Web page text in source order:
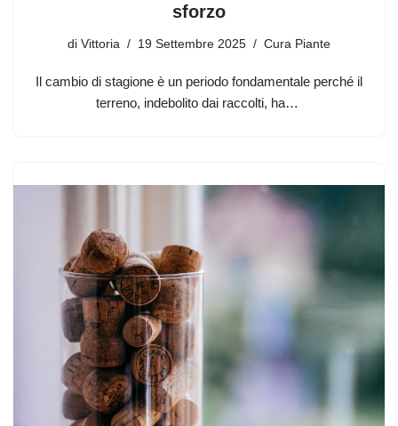
sforzo
di Vittoria 19 Settembre 2025 Cura Piante
Il cambio di stagione è un periodo fondamentale perché il
terreno, indebolito dai raccolti, ha…